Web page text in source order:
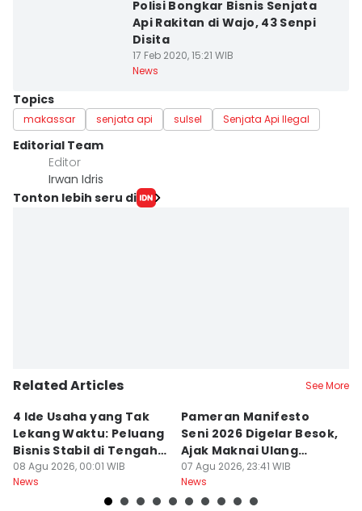
Polisi Bongkar Bisnis Senjata
Api Rakitan di Wajo, 43 Senpi
Disita
17 Feb 2020, 15:21 WIB
News
Topics
makassar senjata api sulsel Senjata Api Ilegal
Editorial Team
Editor
Irwan Idris
Tonton lebih seru di
Related Articles See More
4 Ide Usaha yang Tak
Lekang Waktu: Peluang
Bisnis Stabil di Tengah
Perubahan
08 Agu 2026, 00:01 WIB
News
Pameran Manifesto
Seni 2026 Digelar Besok,
Ajak Maknai Ulang
Maritim
07 Agu 2026, 23:41 WIB
News